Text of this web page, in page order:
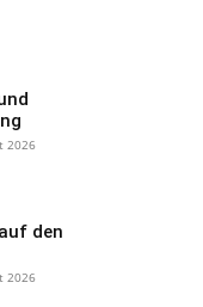
2026
den
2026